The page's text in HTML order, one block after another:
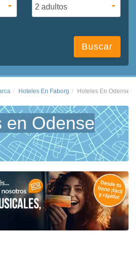
Buscar
Hoteles En Faborg Hoteles En Odense
en Odense